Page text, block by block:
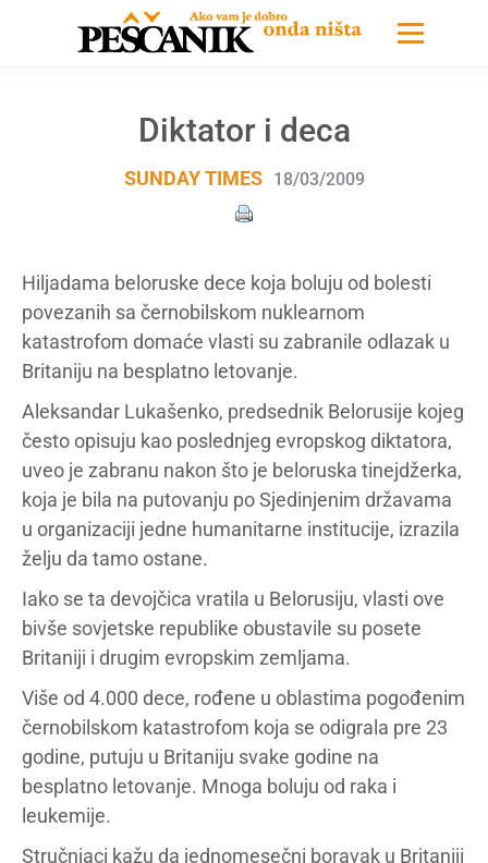
Diktator i deca
SUNDAY TIMES 18/03/2009
Hiljadama beloruske dece koja boluju od bolesti
povezanih sa černobilskom nuklearnom
katastrofom domaće vlasti su zabranile odlazak u
Britaniju na besplatno letovanje.
Aleksandar Lukašenko, predsednik Belorusije kojeg
često opisuju kao poslednjeg evropskog diktatora,
uveo je zabranu nakon što je beloruska tinejdžerka,
koja je bila na putovanju po Sjedinjenim državama
u organizaciji jedne humanitarne institucije, izrazila
želju da tamo ostane.
Iako se ta devojčica vratila u Belorusiju, vlasti ove
bivše sovjetske republike obustavile su posete
Britaniji i drugim evropskim zemljama.
Više od 4.000 dece, rođene u oblastima pogođenim
černobilskom katastrofom koja se odigrala pre 23
godine, putuju u Britaniju svake godine na
besplatno letovanje. Mnoga boluju od raka i
leukemije.
Stručnjaci kažu da jednomesečni boravak u Britaniji